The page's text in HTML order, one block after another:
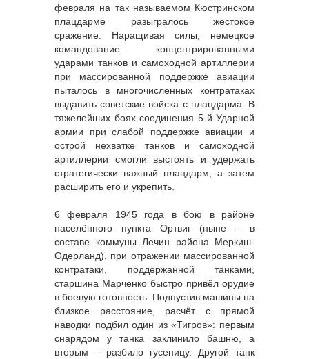
февраля на так называемом Кюстринском
плацдарме разыгралось жестокое
сражение. Наращивая силы, немецкое
командование концентрированными
ударами танков и самоходной артиллерии
при массированной поддержке авиации
пыталось в многочисленных контратаках
выдавить советские войска с плацдарма. В
тяжелейших боях соединения 5-й Ударной
армии при слабой поддержке авиации и
острой нехватке танков и самоходной
артиллерии смогли выстоять и удержать
стратегически важный плацдарм, а затем
расширить его и укрепить.
6 февраля 1945 года в бою в районе
населённого пункта Ортвиг (ныне – в
составе коммуны Лечин района Меркиш-
Одерланд), при отражении массированной
контратаки, поддержанной танками,
старшина Марченко быстро привёл орудие
в боевую готовность. Подпустив машины на
близкое расстояние, расчёт с прямой
наводки подбил один из «Тигров»: первым
снарядом у танка заклинило башню, а
вторым – разбило гусеницу. Другой танк